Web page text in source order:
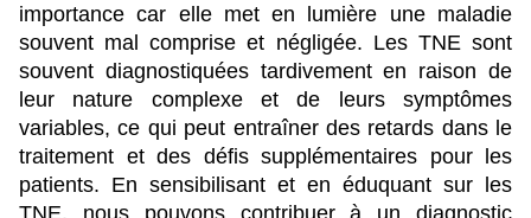
importance car elle met en lumière une maladie
souvent mal comprise et négligée. Les TNE sont
souvent diagnostiquées tardivement en raison de
leur nature complexe et de leurs symptômes
variables, ce qui peut entraîner des retards dans le
traitement et des défis supplémentaires pour les
patients. En sensibilisant et en éduquant sur les
TNE, nous pouvons contribuer à un diagnostic